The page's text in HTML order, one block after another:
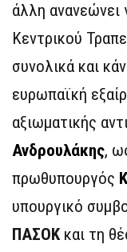
άλλη ανανεώνει
Κεντρικού
συνολικά και
ευρωπαϊκή
αξιωματικής
Ανδρουλάκης,
πρωθυπουργός
υπουργικό
ΠΑΣΟΚκαι τη